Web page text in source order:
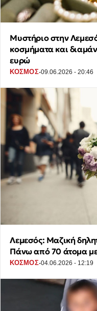
Μυστήριο στην
κοσμήματα και
ευρώ
ΚΟΣΜΟΣ·09.06.2026 - 20:46
Λεμεσός: Μαζική
Πάνω από 70 άτομα
ΚΟΣΜΟΣ·04.06.2026 - 12:19